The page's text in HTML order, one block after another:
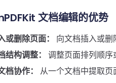
文档编辑的优势
或删除页面：
向文档插入或删
结构调整：
调整页面排列顺序
档协作：
从一个文档中提取页